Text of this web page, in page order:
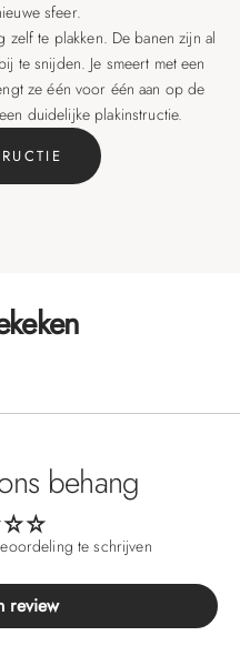
sfeer.
te plakken. De banen zijn al
te snijden. Je smeert met een
ze één voor één aan op de
duidelijke plakinstructie.
behang
te schrijven
review